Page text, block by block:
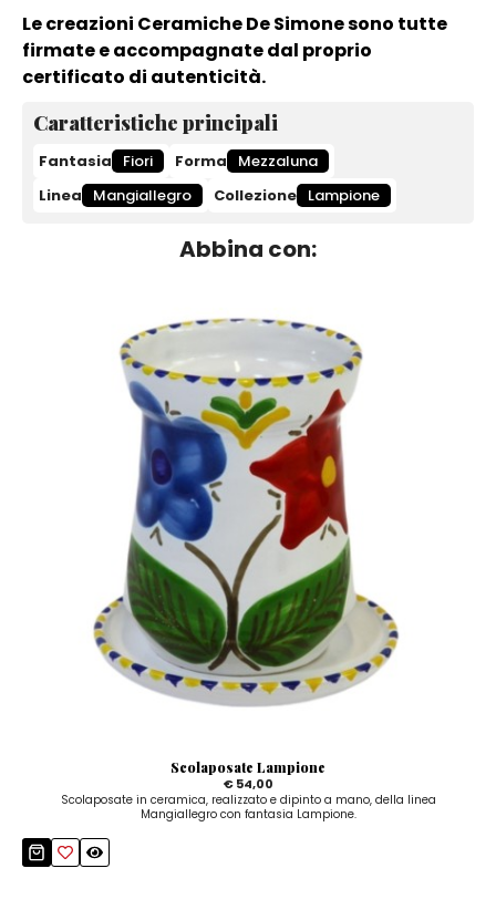
Le creazioni Ceramiche De Simone sono tutte
firmate e accompagnate dal proprio
certificato di autenticità.
Caratteristiche principali
Fantasia Fiori Forma
Mezzaluna
Linea
Mangiallegro Collezione Lampione
Abbina con:
Scolaposate Lampione
€ 54,00
Scolaposate in ceramica, realizzato e dipinto a mano, della linea
Mangiallegro con fantasia Lampione.